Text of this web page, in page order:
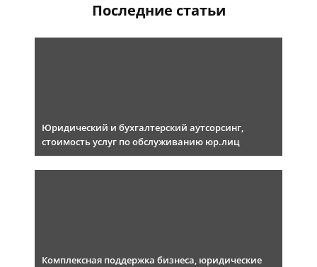
Последние статьи
Юридический и бухгалтерский аутсорсинг,
стоимость услуг по обслуживанию юр.лиц
Комплексная поддержка бизнеса, юридические